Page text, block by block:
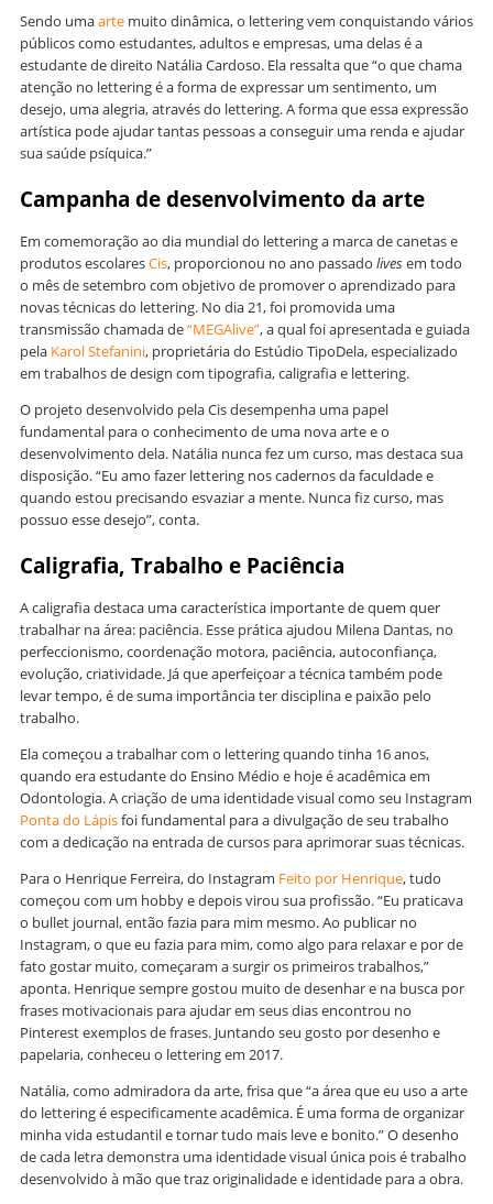
Sendo umaarte muito dinâmica, o lettering vem conquistando vários
públicos como estudantes, adultos e empresas, uma delas é a
estudante de direito Natália Cardoso. Ela ressalta que “o que chama
atenção no lettering é a forma de expressar um sentimento, um
desejo, uma alegria, através do lettering. A forma que essa expressão
artística pode ajudar tantas pessoas a conseguir uma renda e ajudar
sua saúde psíquica.”
Campanha de desenvolvimento da arte
Em comemoração ao dia mundial do lettering a marca de canetas e
produtos escolaresCis, proporcionou no ano passado livesem todo
o mês de setembro com objetivo de promover o aprendizado para
novas técnicas do lettering. No dia 21, foi promovida uma
transmissão chamada de“MEGAlive”, a qual foi apresentada e guiada
pela Karol Stefanini, proprietária do Estúdio TipoDela, especializado
em trabalhos de design com tipografia, caligrafia e lettering.
O projeto desenvolvido pela Cis desempenha uma papel
fundamental para o conhecimento de uma nova arte e o
desenvolvimento dela. Natália nunca fez um curso, mas destaca sua
disposição. “Eu amo fazer lettering nos cadernos da faculdade e
quando estou precisando esvaziar a mente. Nunca fiz curso, mas
possuo esse desejo”, conta.
Caligrafia, Trabalho e Paciência
A caligrafia destaca uma característica importante de quem quer
trabalhar na área: paciência. Esse prática ajudou Milena Dantas, no
perfeccionismo, coordenação motora, paciência, autoconfiança,
evolução, criatividade. Já que aperfeiçoar a técnica também pode
levar tempo, é de suma importância ter disciplina e paixão pelo
trabalho.
Ela começou a trabalhar com o lettering quando tinha 16 anos,
quando era estudante do Ensino Médio e hoje é acadêmica em
Odontologia. A criação de uma identidade visual como seu Instagram
Ponta do Lápisfoi fundamental para a divulgação de seu trabalho
com a dedicação na entrada de cursos para aprimorar suas técnicas.
Para o Henrique Ferreira, do Instagram Feito por Henrique, tudo
começou com um hobby e depois virou sua profissão. “Eu praticava
o bullet journal, então fazia para mim mesmo. Ao publicar no
Instagram, o que eu fazia para mim, como algo para relaxar e por de
fato gostar muito, começaram a surgir os primeiros trabalhos,”
aponta. Henrique sempre gostou muito de desenhar e na busca por
frases motivacionais para ajudar em seus dias encontrou no
Pinterest exemplos de frases. Juntando seu gosto por desenho e
papelaria, conheceu o lettering em 2017.
Natália, como admiradora da arte, frisa que “a área que eu uso a arte
do lettering é especificamente acadêmica. É uma forma de organizar
minha vida estudantil e tornar tudo mais leve e bonito.” O desenho
de cada letra demonstra uma identidade visual única pois é trabalho
desenvolvido à mão que traz originalidade e identidade para a obra.